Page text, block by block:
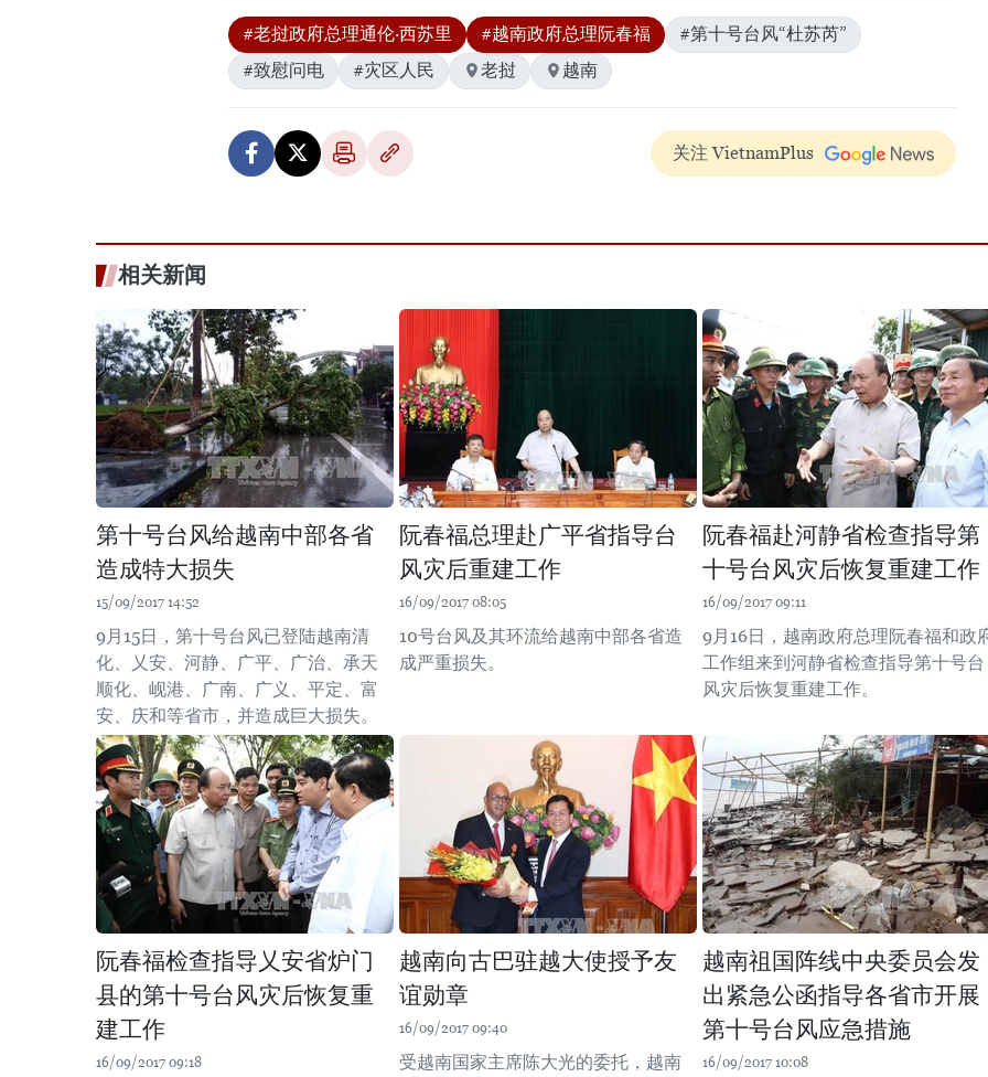
#老挝政府总理通伦·西苏里 #越南政府总理阮春福
#第十号台风“杜苏芮”
#致慰问电
#灾区人民 老挝 越南
关注 VietnamPlus
相关新闻
第十号台风给越南中部各省
造成特大损失
15/09/2017 14:52
9月15日，第十号台风已登陆越南清
化、乂安、河静、广平、广治、承天
顺化、岘港、广南、广义、平定、富
安、庆和等省市，并造成巨大损失。
阮春福总理赴广平省指导台
风灾后重建工作
16/09/2017 08:05
10号台风及其环流给越南中部各省造
成严重损失。
阮春福赴河静省检查指导第
十号台风灾后恢复重建工作
16/09/2017 09:11
9月16日，越南政府总理阮春福和政
工作组来到河静省检查指导第十号台
风灾后恢复重建工作。
阮春福检查指导乂安省炉门
县的第十号台风灾后恢复重
建工作
16/09/2017 09:18
越南向古巴驻越大使授予友
谊勋章
16/09/2017 09:40
受越南国家主席陈大光的委托，越南
越南祖国阵线中央委员会发
出紧急公函指导各省市开展
第十号台风应急措施
16/09/2017 10:08